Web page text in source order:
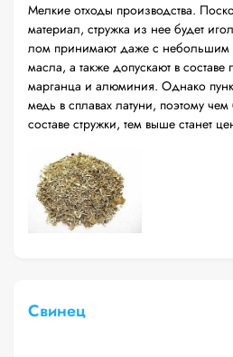
Мелкие отходы производства.
материал, стружка из нее будет
лом принимают даже с небольшим
масла, а также допускают в
марганца и алюминия. Однако
медь в сплавах латуни, поэтому
составе стружки, тем выше станет
Свинец